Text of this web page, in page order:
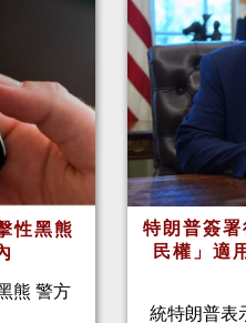
性黑熊
熊 警方
特朗普簽
民權」適
統特朗普表